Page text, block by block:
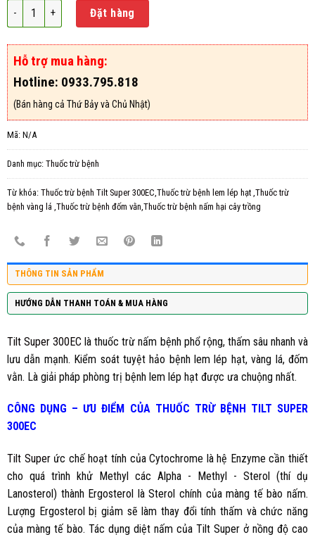
Thuốc trừ bệnh Tilt Super 300EC số lượng
Đặt hàng
Hỗ trợ mua hàng:
Hotline: 0933.795.818
(Bán hàng cả Thứ Bảy và Chủ Nhật)
Mã: N/A
Danh mục: Thuốc trừ bệnh
Từ khóa: Thuốc trừ bệnh Tilt Super 300EC,Thuốc trừ bệnh lem lép hạt ,Thuốc trừ
bệnh vàng lá ,Thuốc trừ bệnh đốm vằn,Thuốc trừ bệnh nấm hại cây trồng
THÔNG TIN SẢN PHẨM
HƯỚNG DẪN THANH TOÁN & MUA HÀNG
Tilt Super 300EC là thuốc trừ nấm bệnh phổ rộng, thấm sâu nhanh và
lưu dẫn mạnh. Kiểm soát tuyệt hảo bệnh lem lép hạt, vàng lá, đốm
vằn. Là giải pháp phòng trị bệnh lem lép hạt được ưa chuộng nhất.
CÔNG DỤNG – ƯU ĐIỂM CỦA THUỐC TRỪ BỆNH TILT SUPER
300EC
Tilt Superức chế hoạt tính của Cytochrome là hệ Enzyme cần thiết
cho quá trình khử Methyl các Alpha - Methyl - Sterol (thí dụ
Lanosterol) thành Ergosterol là Sterol chính của màng tế bào nấm.
Lượng Ergosterol bị giảm sẽ làm thay đổi tính thấm và chức năng
của màng tế bào. Tác dụng diệt nấm của Tilt Super ở nồng độ cao